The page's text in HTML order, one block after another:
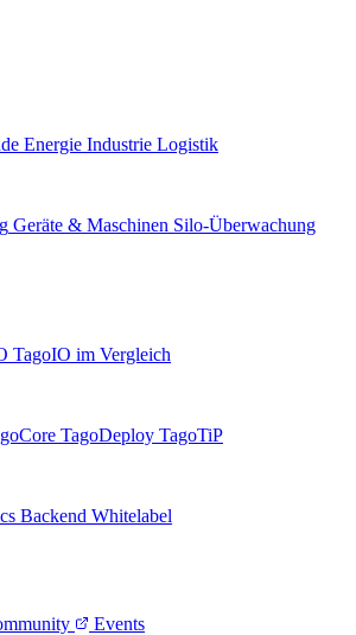
Energie Industrie Logistik
Geräte & Maschinen Silo-Überwachung
TagoIO im Vergleich
TagoDeploy TagoTiP
Backend Whitelabel
Events